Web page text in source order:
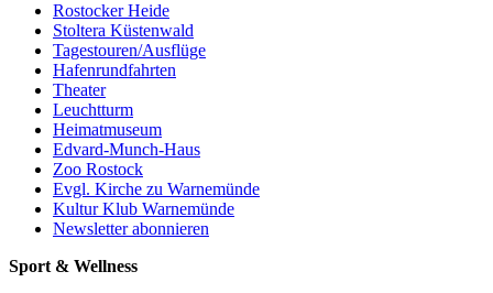
Rostocker Heide
Stoltera Küstenwald
Tagestouren/Ausflüge
Hafenrundfahrten
Theater
Leuchtturm
Heimatmuseum
Edvard-Munch-Haus
Zoo Rostock
Evgl. Kirche zu Warnemünde
Kultur Klub Warnemünde
Newsletter abonnieren
Sport & Wellness